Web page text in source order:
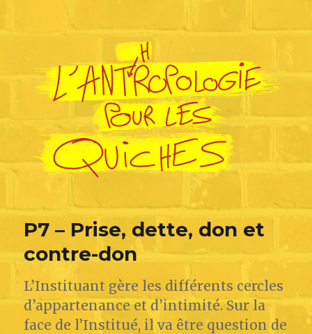
L'Anthropologie pour les Quiches
P7 – Prise, dette, don et
contre-don
L’Instituant gère les différents cercles
d’appartenance et d’intimité. Sur la
face de l’Institué, il va être question de